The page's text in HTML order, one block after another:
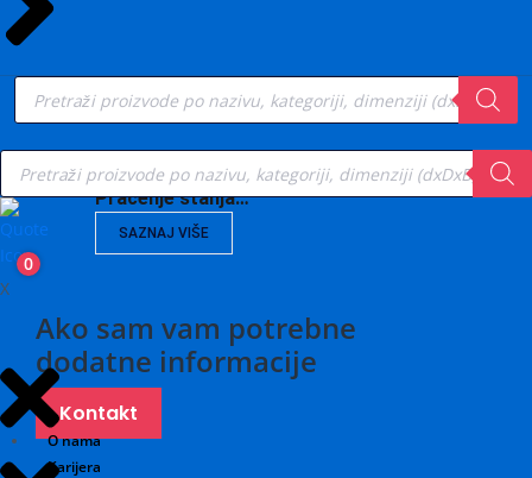
Vibrodijagnostika,
Praćenje stanja…
SAZNAJ VIŠE
Ako sam vam potrebne
dodatne informacije
Kontakt
O nama
Karijera
Products
search
Products
search
0
X